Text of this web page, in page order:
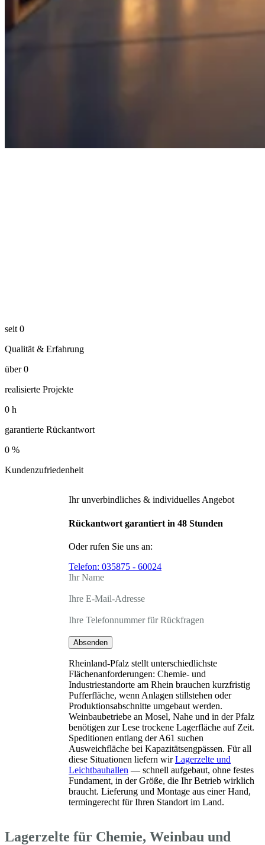
seit 0
Qualität & Erfahrung
über 0
realisierte Projekte
0 h
garantierte Rückantwort
0 %
Kundenzufriedenheit
Ihr unverbindliches & individuelles Angebot
Rückantwort garantiert in 48 Stunden
Oder rufen Sie uns an:
Telefon: 035875 - 60024
Ihr Name
Ihre E-Mail-Adresse
Ihre Telefonnummer für Rückfragen
Absenden
Rheinland-Pfalz stellt unterschiedlichste
Flächenanforderungen: Chemie- und
Industriestandorte am Rhein brauchen kurzfristig
Pufferfläche, wenn Anlagen stillstehen oder
Produktionsabschnitte umgebaut werden.
Weinbaubetriebe an Mosel, Nahe und in der Pfalz
benötigen zur Lese trockene Lagerfläche auf Zeit.
Speditionen entlang der A61 suchen
Ausweichfläche bei Kapazitätsengpässen. Für all
diese Situationen liefern wirLagerzelte und
Leichtbauhallen — schnell aufgebaut, ohne festes
Fundament, in der Größe, die Ihr Betrieb wirklich
braucht. Lieferung und Montage aus einer Hand,
termingerecht für Ihren Standort im Land.
Lagerzelte für Chemie, Weinbau und